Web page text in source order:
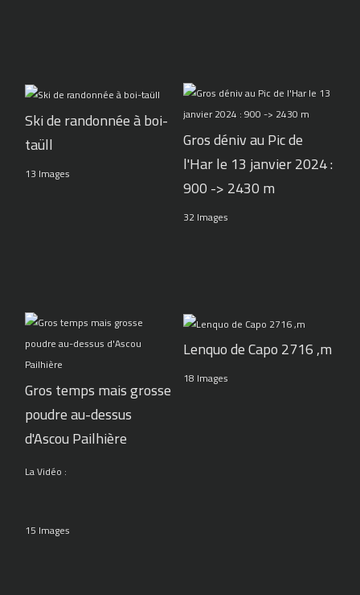
Ski de randonnée à boi-
taüll
13 Images
Gros déniv au Pic de
l'Har le 13 janvier 2024 :
900 -> 2430 m
32 Images
Gros temps mais grosse
poudre au-dessus
d'Ascou Pailhière
La Vidéo :
15 Images
Lenquo de Capo 2716 ,m
18 Images